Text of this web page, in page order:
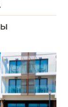
2
34